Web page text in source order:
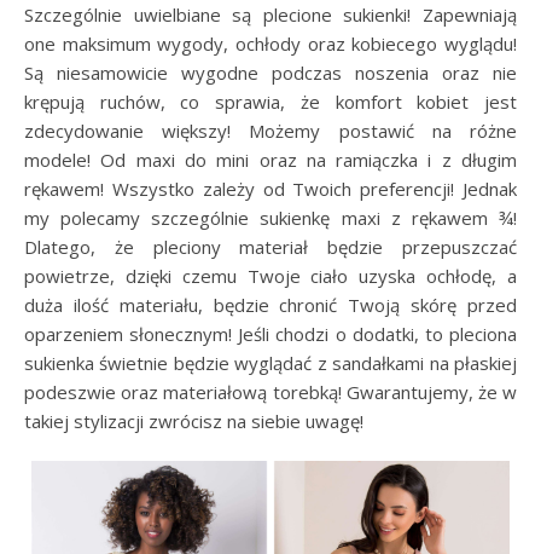
Szczególnie uwielbiane są plecione sukienki! Zapewniają
one maksimum wygody, ochłody oraz kobiecego wyglądu!
Są niesamowicie wygodne podczas noszenia oraz nie
krępują ruchów, co sprawia, że komfort kobiet jest
zdecydowanie większy! Możemy postawić na różne
modele! Od maxi do mini oraz na ramiączka i z długim
rękawem! Wszystko zależy od Twoich preferencji! Jednak
my polecamy szczególnie sukienkę maxi z rękawem ¾!
Dlatego, że pleciony materiał będzie przepuszczać
powietrze, dzięki czemu Twoje ciało uzyska ochłodę, a
duża ilość materiału, będzie chronić Twoją skórę przed
oparzeniem słonecznym! Jeśli chodzi o dodatki, to pleciona
sukienka świetnie będzie wyglądać z sandałkami na płaskiej
podeszwie oraz materiałową torebką! Gwarantujemy, że w
takiej stylizacji zwrócisz na siebie uwagę!